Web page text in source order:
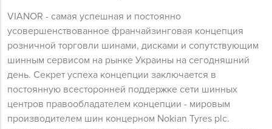
VIANOR - самая успешная и постоянно
усовершенствованное франчайзинговая концепция
розничной торговли шинами, дисками и сопутствующим
шинным сервисом на рынке Украины на сегодняшний
день. Секрет успеха концепции заключается в
постоянную всесторонней поддержке сети шинных
центров правообладателем концепции - мировым
производителем шин концерном Nokian Tyres plc.